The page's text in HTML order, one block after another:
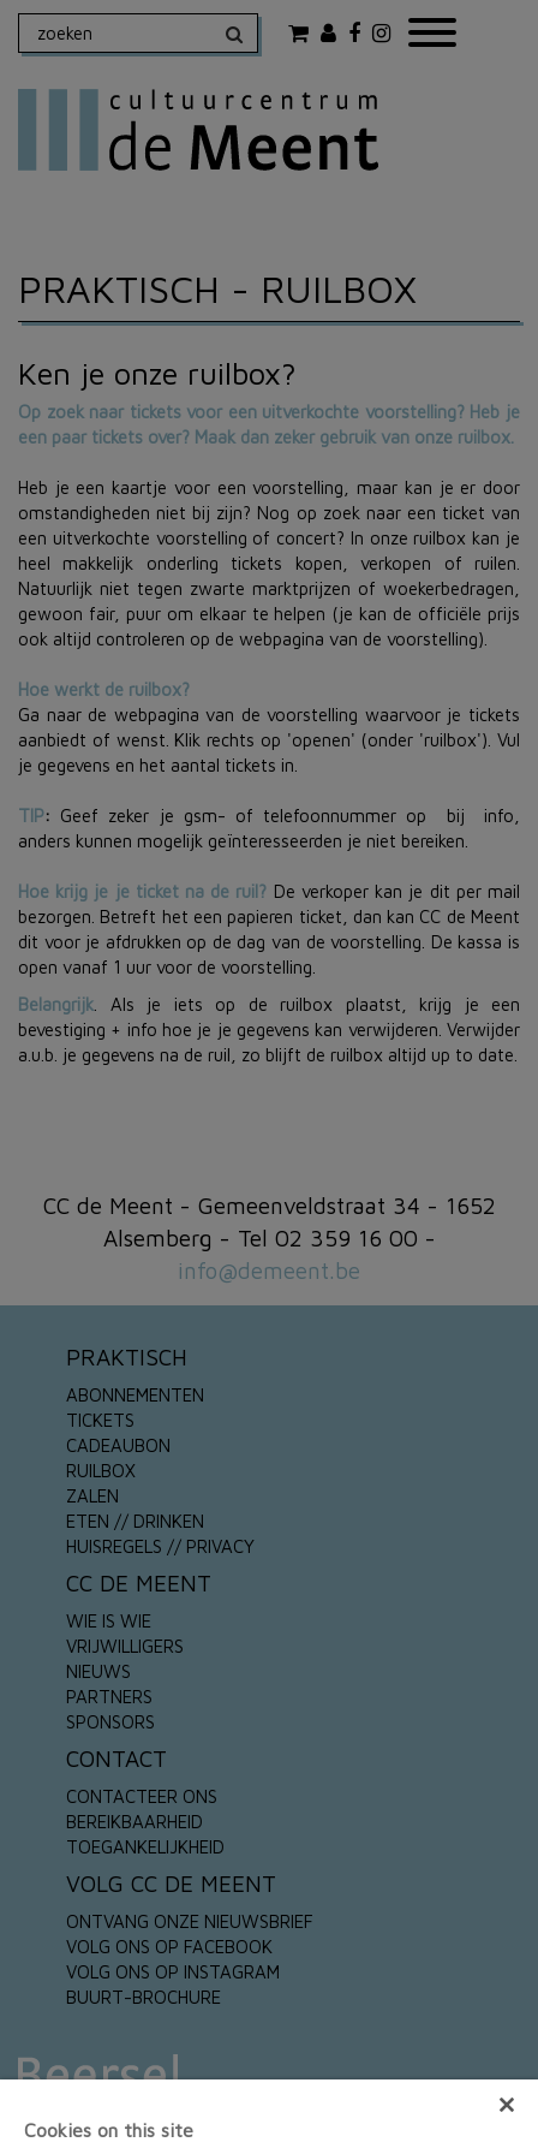
PRAKTISCH - RUILBOX
Ken je onze ruilbox?
Op zoek naar tickets voor een uitverkochte voorstelling? Heb je
een paar tickets over? Maak dan zeker gebruik van onze ruilbox.
Heb je een kaartje voor een voorstelling, maar kan je er door
omstandigheden niet bij zijn? Nog op zoek naar een ticket van
een uitverkochte voorstelling of concert? In onze ruilbox kan je
heel makkelijk onderling tickets kopen, verkopen of ruilen.
Natuurlijk niet tegen zwarte marktprijzen of woekerbedragen,
gewoon fair, puur om elkaar te helpen (je kan de officiële prijs
ook altijd controleren op de webpagina van de voorstelling).
Hoe werkt de ruilbox?
Ga naar de webpagina van de voorstelling waarvoor je tickets
aanbiedt of wenst. Klik rechts op 'openen' (onder 'ruilbox'). Vul
je gegevens en het aantal tickets in.
TIP: Geef zeker je gsm- of telefoonnummer op bij info,
anders kunnen mogelijk geïnteresseerden je niet bereiken.
Hoe krijg je je ticket na de ruil? De verkoper kan je dit per mail
bezorgen. Betreft het een papieren ticket, dan kan CC de Meent
dit voor je afdrukken op de dag van de voorstelling. De kassa is
open vanaf 1 uur voor de voorstelling.
Belangrijk . Als je iets op de ruilbox plaatst, krijg je een
bevestiging + info hoe je je gegevens kan verwijderen. Verwijder
a.u.b. je gegevens na de ruil, zo blijft de ruilbox altijd up to date.
CC de Meent - Gemeenveldstraat 34 - 1652
Alsemberg - Tel 02 359 16 00 -
info@demeent.be
PRAKTISCH
ABONNEMENTEN
TICKETS
CADEAUBON
RUILBOX
ZALEN
ETEN // DRINKEN
HUISREGELS // PRIVACY
CC DE MEENT
WIE IS WIE
VRIJWILLIGERS
NIEUWS
PARTNERS
SPONSORS
CONTACT
CONTACTEER ONS
BEREIKBAARHEID
TOEGANKELIJKHEID
VOLG CC DE MEENT
ONTVANG ONZE NIEUWSBRIEF
VOLG ONS OP FACEBOOK
VOLG ONS OP INSTAGRAM
BUURT-BROCHURE
Cookies on this site